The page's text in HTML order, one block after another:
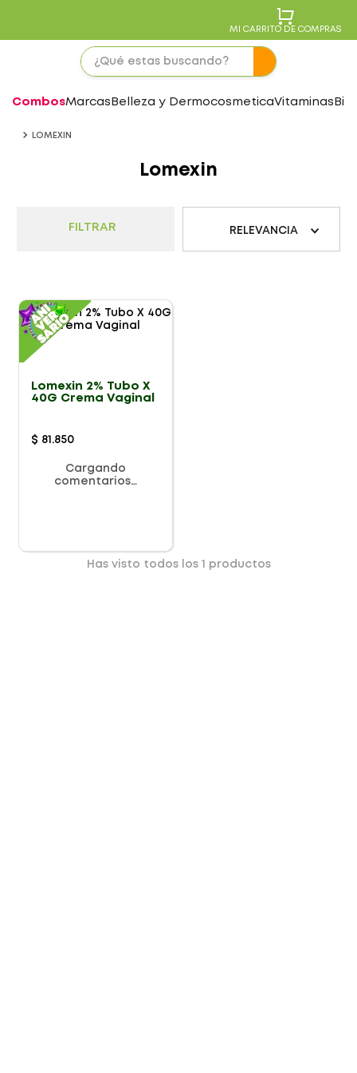
MI CARRITO DE COMPRAS
CombosMarcas Belleza y DermocosmeticaVitaminas
LOMEXIN
Lomexin
FILTRAR RELEVANCIA
Lomexin 2% Tubo X
40G Crema Vaginal
$ 81 .850
Cargando
comentarios…
Has visto todos los productos